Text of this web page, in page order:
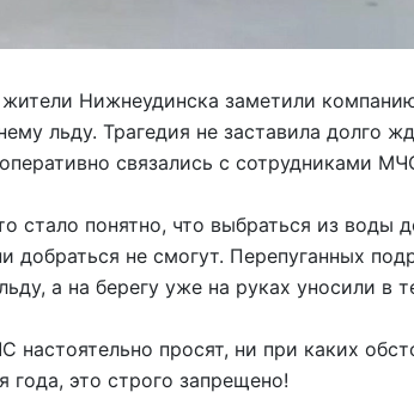
Нижнеудинска заметили
льду. Трагедия не заставила долго
связались с сотрудниками
стало понятно, что выбраться из воды
добраться не смогут. Перепуганных
а на берегу уже на руках уносили в
настоятельно просят, ни при каких
года, это строго запрещено!